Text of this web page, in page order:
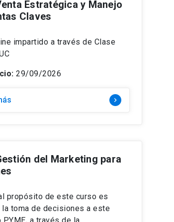
Estratégica y Manejo
Claves
impartido a través de Clase
29/09/2026
keyboard_arrow_right
del Marketing para
propósito de este curso es
la toma de decisiones a este
PYME, a través de la